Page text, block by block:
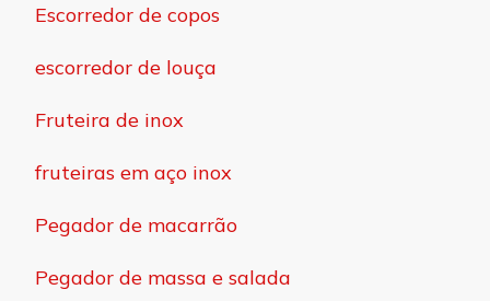
Escorredor de copos
escorredor de louça
Fruteira de inox
fruteiras em aço inox
Pegador de macarrão
Pegador de massa e salada